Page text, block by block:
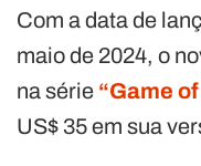
Com a data de
maio de 2024, o
na série “Game
US$ 35 em sua